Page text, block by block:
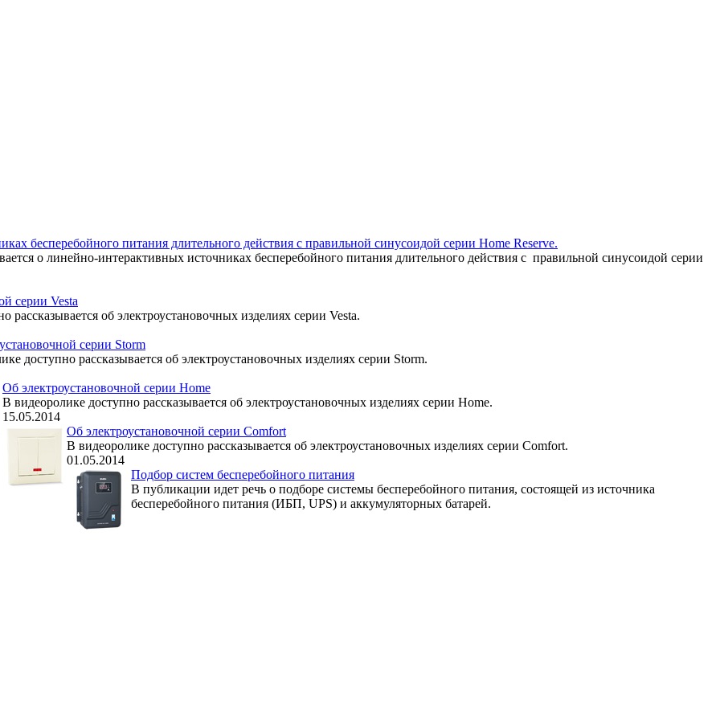
бесперебойного питания длительного действия с правильной синусоидой серии Home Reserve.
о линейно-интерактивных источниках бесперебойного питания длительного действия с правильной синусоидой серии
серии Vesta
рассказывается об электроустановочных изделиях серии Vesta.
серии Storm
доступно рассказывается об электроустановочных изделиях серии Storm.
Об электроустановочной серии Home
В видеоролике доступно рассказывается об электроустановочных изделиях серии Home.
15.05.2014
Об электроустановочной серии Comfort
В видеоролике доступно рассказывается об электроустановочных изделиях серии Comfort.
01.05.2014
Подбор систем бесперебойного питания
В публикации идет речь о подборе системы бесперебойного питания, состоящей из источника
бесперебойного питания (ИБП, UPS) и аккумуляторных батарей.